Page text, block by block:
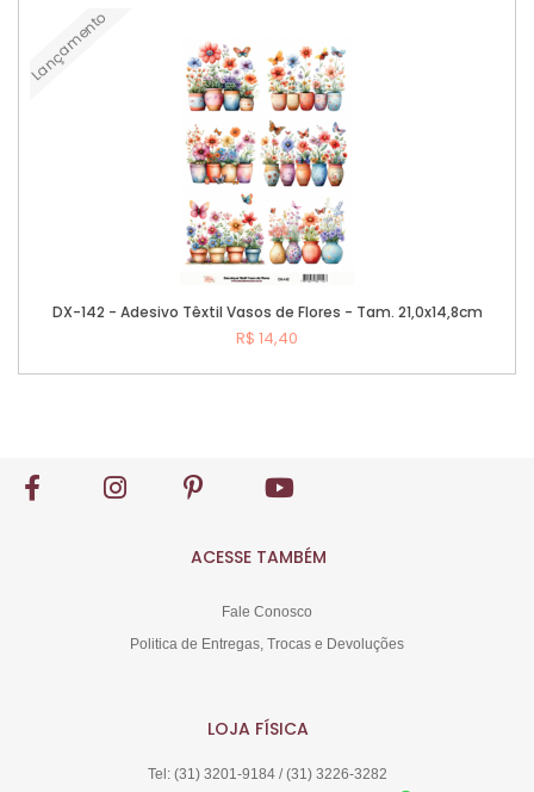
Lançamento
DX-142 - Adesivo Têxtil Vasos de Flores - Tam. 21,0x14,8cm
R$ 14,40
ACESSE TAMBÉM
Fale Conosco
Politica de Entregas, Trocas e Devoluções
LOJA FÍSICA
Tel: (31) 3201-9184 / (31) 3226-3282